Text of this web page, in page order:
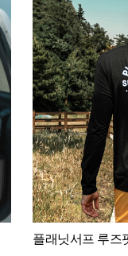
플래닛서프 루즈